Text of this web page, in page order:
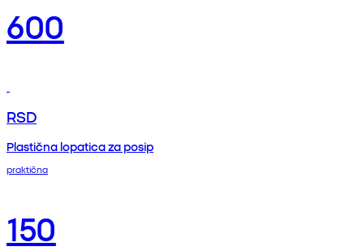
600
RSD
Plastična lopatica za posip
praktična
150